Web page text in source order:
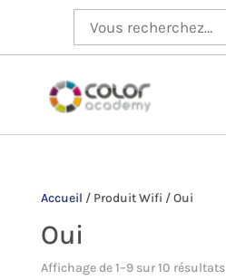
Accueil / Produit Wifi /Oui
Oui
Affichage de 1–9 sur 10 résultats